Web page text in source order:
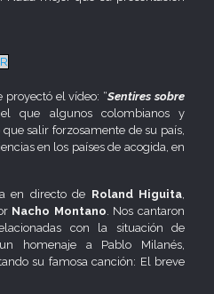
el vídeo: “Sentires sobre
que algunos colombianos y
salir forzosamente de su país,
en los países de acogida, en
en directo de Roland Higuita
Nacho Montano . Nos cantaron
con la situación de
homenaje a Pablo Milanés,
su famosa canción: El breve